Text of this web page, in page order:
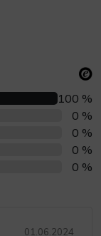
0 %
0 %
0 %
0 %
100 %
01.06.2024